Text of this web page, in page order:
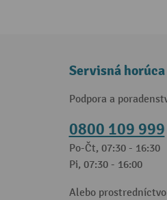
Servisná
Podpora a
0800 109 999
Po-Čt, 07:30 - 16:30
Pi, 07:30 - 16:00
Alebo